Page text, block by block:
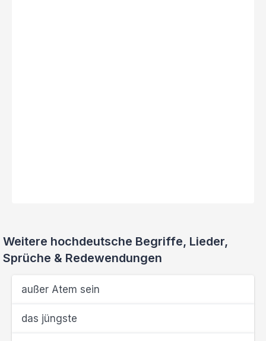
Weitere hochdeutsche Begriffe, Lieder,
Sprüche & Redewendungen
außer Atem sein
das jüngste